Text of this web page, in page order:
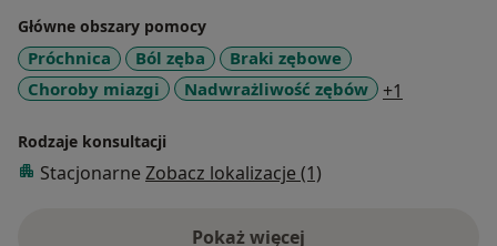
Główne obszary pomocy
Próchnica Ból zęba
Braki zębowe
Choroby miazgi
Nadwrażliwość zębów +1
Rodzaje konsultacji
Stacjonarne Zobacz lokalizacje (1)
Pokaż więcej